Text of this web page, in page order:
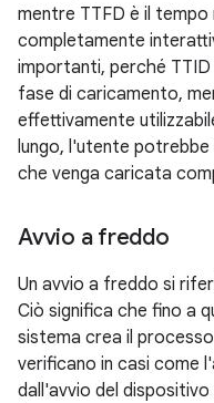
mentre TTFD è il
completamente
importanti, perché
fase di caricamento,
effettivamente
lungo, l'utente potrebbe
che venga caricata
Avvio a freddo
Un avvio a freddo si
Ciò significa che fino a
sistema crea il
verificano in casi come
dall'avvio del